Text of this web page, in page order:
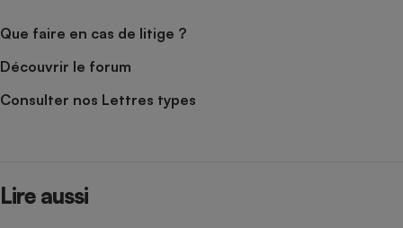
Que faire en cas de litige ?
Découvrir le forum
Consulter nos Lettres types
Lire aussi